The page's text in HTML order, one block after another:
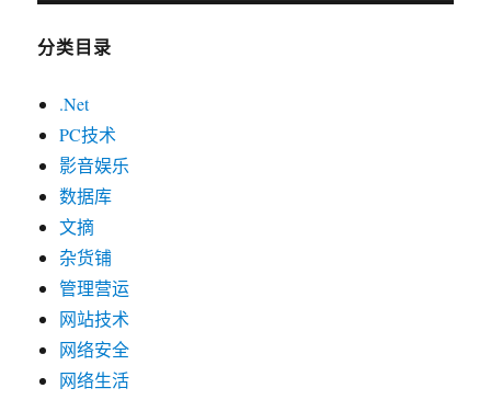
分类目录
.Net
PC技术
影音娱乐
数据库
文摘
杂货铺
管理营运
网站技术
网络安全
网络生活